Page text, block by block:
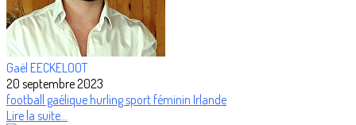
Gaël EECKELOOT
20 septembre 2023
football gaélique hurlingsport féminin Irlande
Lire la suite...